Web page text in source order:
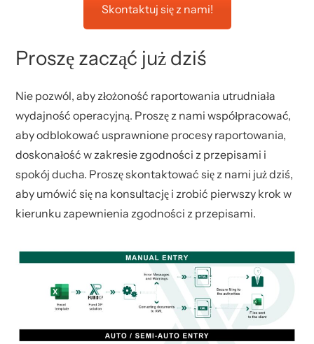
Skontaktuj się z nami!
Proszę zacząć już dziś
Nie pozwól, aby złożoność raportowania utrudniała
wydajność operacyjną. Proszę z nami współpracować,
aby odblokować usprawnione procesy raportowania,
doskonałość w zakresie zgodności z przepisami i
spokój ducha. Proszę skontaktować się z nami już dziś,
aby umówić się na konsultację i zrobić pierwszy krok w
kierunku zapewnienia zgodności z przepisami.